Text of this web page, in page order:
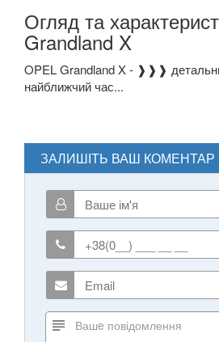
Огляд та
Grandland X
OPEL Grandland X - ❱❱❱
найближчий час...
ЗАЛИШІТЬ ВАШ